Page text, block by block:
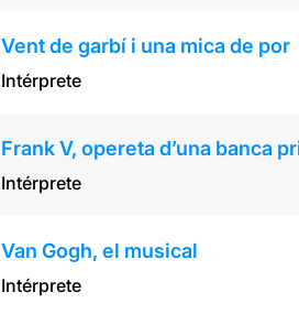
Vent de garbí i una mica de por
Intérprete
Frank V, opereta d’una banca
Intérprete
Van Gogh, el musical
Intérprete